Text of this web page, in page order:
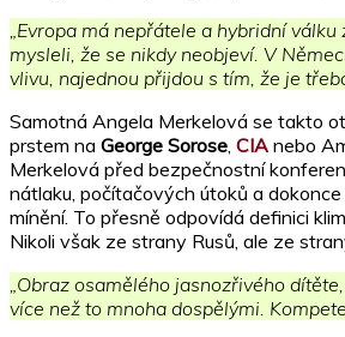
„Evropa má nepřátele a hybridní
mysleli, že se nikdy neobjeví. V
vlivu, najednou přijdou s tím, že je
Samotná Angela Merkelová se takto
prstem na George Sorose CIA nebo
Merkelová před bezpečnostní
nátlaku, počítačových útoků a
mínění. To přesně odpovídá definici
Nikoli však ze strany Rusů, ale ze
„Obraz osamělého jasnozřivého
více než to mnoha dospělými.